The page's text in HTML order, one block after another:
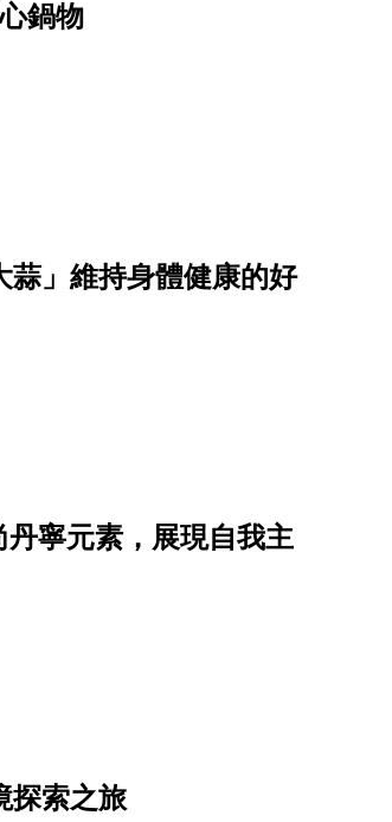
鍋物
蒜」維持身體健康的好
寧元素，展現自我主
探索之旅